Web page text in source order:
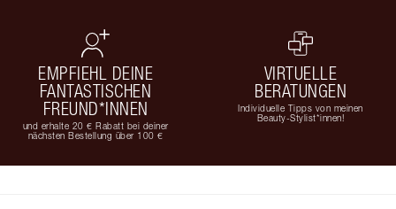
EMPFIEHL DEINE
FANTASTISCHEN
FREUND*INNEN
und erhalte 20 € Rabatt bei deiner
nächsten Bestellung über 100 €
VIRTUELLE
BERATUNGEN
Individuelle Tipps von meinen
Beauty-Stylist*innen!